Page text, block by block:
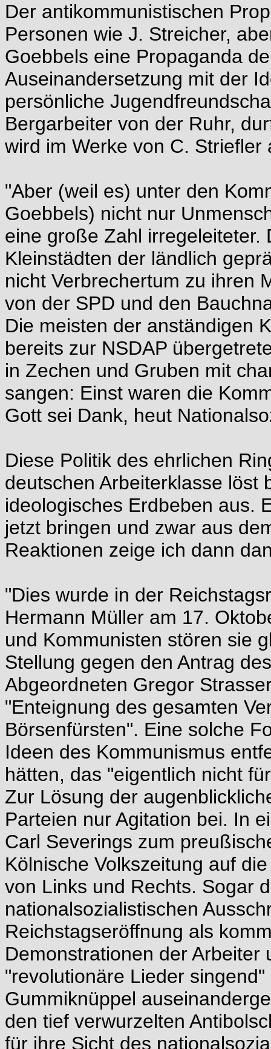
Der antikommunistischen
Personen wie J. Streicher,
Goebbels eine Propaganda
Auseinandersetzung mit der
persönliche
Bergarbeiter von der Ruhr,
wird im Werke von C.
"Aber (weil es) unter den
Goebbels) nicht nur
eine große Zahl irregeleiteter.
Kleinstädten der ländlich
nicht Verbrechertum zu ihren
von der SPD und den
Die meisten der anständigen
bereits zur NSDAP
in Zechen und Gruben mit
sangen: Einst waren die
Gott sei Dank, heut
Diese Politik des ehrlichen
deutschen Arbeiterklasse löst
ideologisches Erdbeben aus.
jetzt bringen und zwar aus
Reaktionen zeige ich dann
"Dies wurde in der
Hermann Müller am 17.
und Kommunisten stören sie
Stellung gegen den Antrag
Abgeordneten Gregor
"Enteignung des gesamten
Börsenfürsten". Eine solche
Ideen des Kommunismus
hätten, das "eigentlich nicht
Zur Lösung der
Parteien nur Agitation bei. In
Carl Severings zum
Kölnische Volkszeitung auf
von Links und Rechts. Sogar
nationalsozialistischen
Reichstagseröffnung als
Demonstrationen der
"revolutionäre Lieder
Gummiknüppel
den tief verwurzelten
für ihre Sicht des